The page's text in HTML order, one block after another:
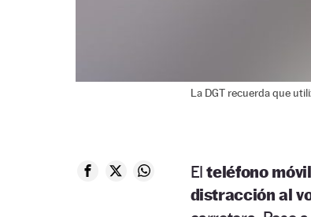
La DGT recuerda que
Elteléfono móvil
distracción al